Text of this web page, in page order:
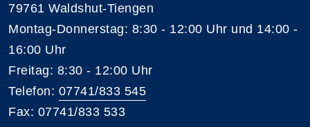
79761 Waldshut-Tiengen
Montag-Donnerstag: 8:30 - 12:00 Uhr und 14:00 -
16:00 Uhr
Freitag: 8:30 - 12:00 Uhr
Telefon: 07741/833 545
Fax: 07741/833 533